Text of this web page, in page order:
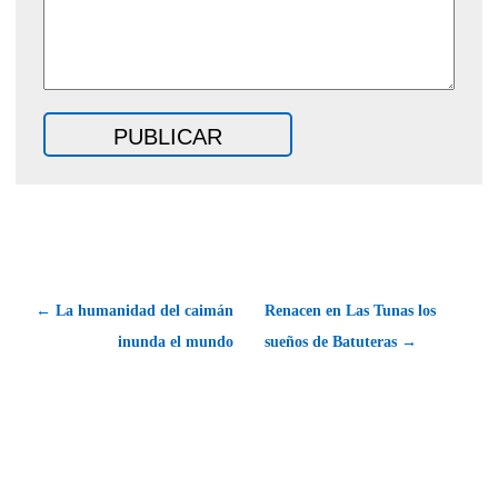
← La humanidad del caimán
inunda el mundo
Renacen en Las Tunas los
sueños de Batuteras →